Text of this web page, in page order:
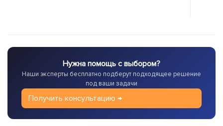
Нужна помощь с выбором?
Наши эксперты бесплатно подберут подходящее решение
под ваши задачи
Получить консультацию →